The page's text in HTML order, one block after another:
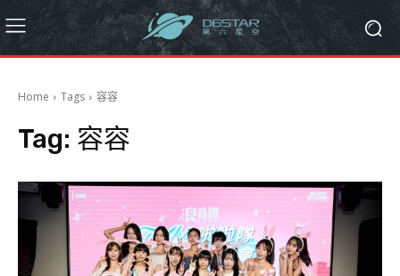
Home Tags 容容
Tag: 容容